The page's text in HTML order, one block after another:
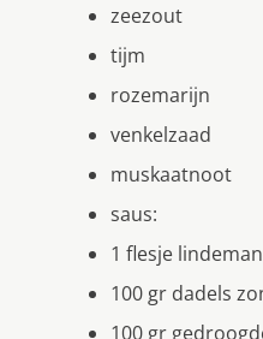
zeezout
tijm
rozemarijn
venkelzaad
muskaatnoot
saus:
1 flesje
100 gr dadels
100 gr